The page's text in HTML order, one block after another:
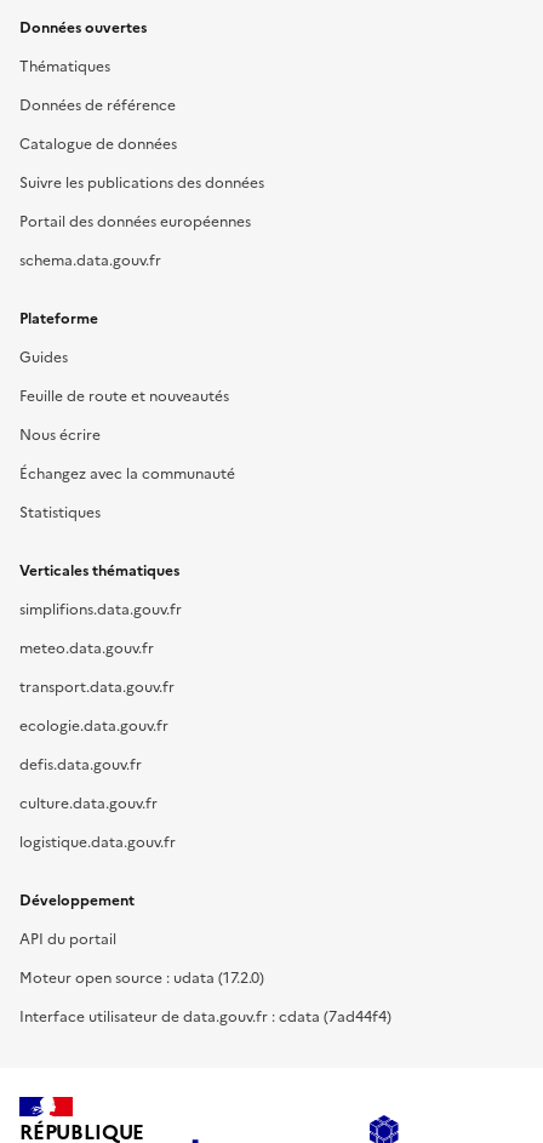
Données ouvertes
Thématiques
Données de référence
Catalogue de données
Suivre les publications des données
Portail des données européennes
schema.data.gouv.fr
Plateforme
Guides
Feuille de route et nouveautés
Nous écrire
Échangez avec la communauté
Statistiques
Verticales thématiques
simplifions.data.gouv.fr
meteo.data.gouv.fr
transport.data.gouv.fr
ecologie.data.gouv.fr
defis.data.gouv.fr
culture.data.gouv.fr
logistique.data.gouv.fr
Développement
API du portail
Moteur open source : udata (17.2.0)
Interface utilisateur de data.gouv.fr : cdata (7ad44f4)
RÉPUBLIQUE